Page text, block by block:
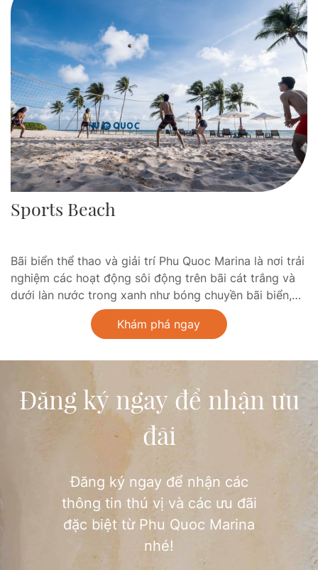
Sports Beach
Bãi biển thể thao và giải trí Phu Quoc Marina là nơi trải
nghiệm các hoạt động sôi động trên bãi cát trắng và
dưới làn nước trong xanh như bóng chuyền bãi biển,
jetski, dù lượn, motor nước, lướt ván điều, flyboard…
Khám phá ngay
Đăng ký ngay để nhận ưu
đãi
Đăng ký ngay để nhận các
thông tin thú vị và các ưu đãi
đặc biệt từ Phu Quoc Marina
nhé!